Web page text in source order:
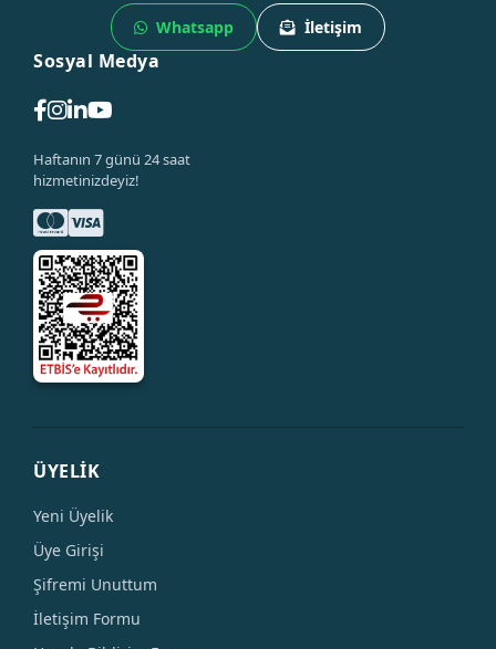
Whatsapp İletişim
Sosyal Medya
Haftanın 7 günü 24 saat
hizmetinizdeyiz!
ÜYELİK
Yeni Üyelik
Üye Girişi
Şifremi Unuttum
İletişim Formu